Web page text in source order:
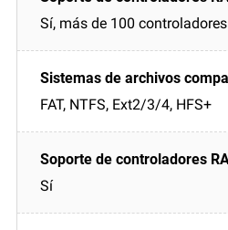
Sí, más de 100 controladores
FAT, NTFS, Ext2/3/4, HFS+
Sí